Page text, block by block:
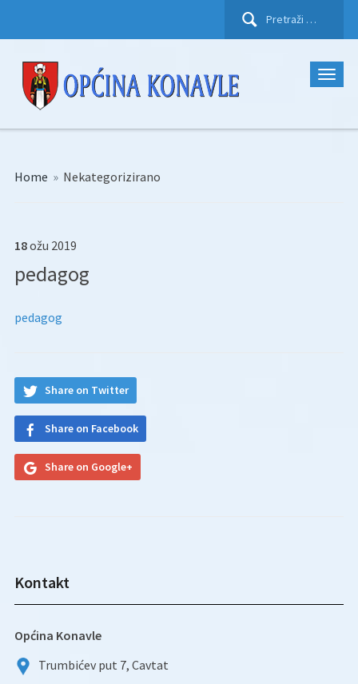
Pretraži:
Home » Nekategorizirano
18ožu 2019
pedagog
pedagog
Share on Twitter
Share on Facebook
Share on Google+
Kontakt
Općina Konavle
Trumbićev put 7, Cavtat